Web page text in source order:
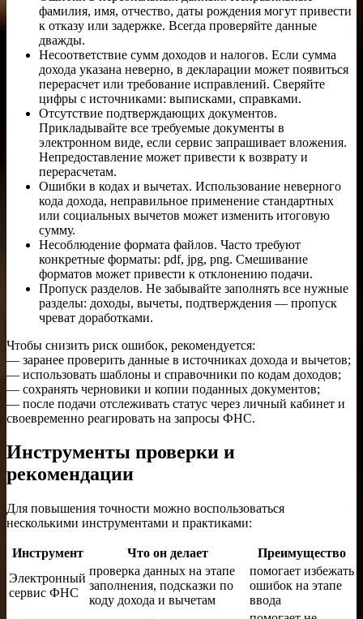
фамилия, имя, отчество, даты рождения могут привести
к отказу или задержке. Всегда проверяйте данные
дважды.
Несоответствие сумм доходов и налогов. Если сумма
дохода указана неверно, в декларации может появиться
перерасчет или требование исправлений. Сверяйте
цифры с источниками: выписками, справками.
Отсутствие подтверждающих документов.
Прикладывайте все требуемые документы в
электронном виде, если сервис запрашивает вложения.
Непредоставление может привести к возврату и
перерасчетам.
Ошибки в кодах и вычетах. Использование неверного
кода дохода, неправильное применение стандартных
или социальных вычетов может изменить итоговую
сумму.
Несоблюдение формата файлов. Часто требуют
конкретные форматы: pdf, jpg, png. Смешивание
форматов может привести к отклонению подачи.
Пропуск разделов. Не забывайте заполнять все нужные
разделы: доходы, вычеты, подтверждения — пропуск
чреват доработками.
Чтобы снизить риск ошибок, рекомендуется:
— заранее проверить данные в источниках дохода и вычетов;
— использовать шаблоны и справочники по кодам доходов;
— сохранять черновики и копии поданных документов;
— после подачи отслеживать статус через личный кабинет и
своевременно реагировать на запросы ФНС.
Инструменты проверки и
рекомендации
Для повышения точности можно воспользоваться
несколькими инструментами и практиками:
Инструмент Что он делает
Преимущество
Электронный
сервис ФНС
проверка данных на этапе
заполнения, подсказки по
коду дохода и вычетам
помогает избежать
ошибок на этапе
ввода